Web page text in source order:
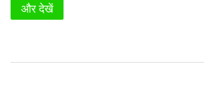
और देखें